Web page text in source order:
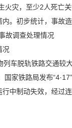
火灾，至少2人死亡
。初步统计，事故
故调查处理情况
况
列车脱轨铁路交通
家铁路局发布
中制动失效，经过